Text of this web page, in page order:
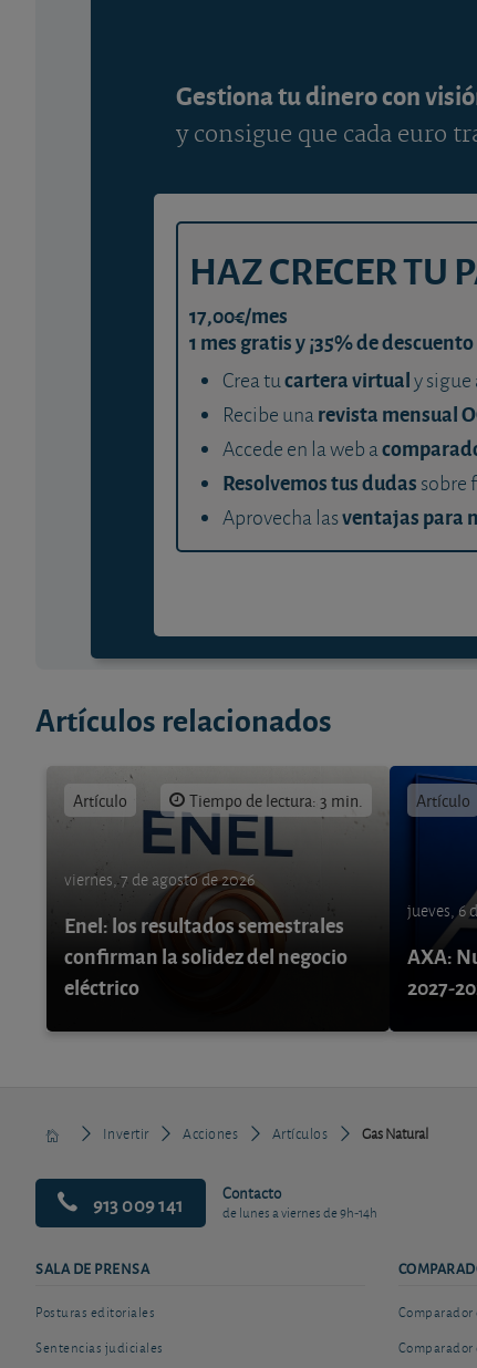
Gestiona tu dinero con
y consigue que cada euro
HAZ CRECER TU
17,00€/mes
1 mes gratis y ¡35% de
Crea tucartera virtualy
Recibe unarevista mensual
Accede en la web a
Resolvemos tus dudas sobre
Aprovecha lasventajas para
Artículos relacionados
Artículo Tiempo de lectura: 3 min.
viernes, 7 de agosto de 2026
Enel: los resultados semestrales
confirman la solidez del negocio
eléctrico
Artículo
jueves, 6
AXA:
2027-
Invertir Acciones Artículos Gas Natural
913 009 141 Contacto
de lunes a viernes de 9h-14h
SALA DE PRENSA
Posturas editoriales
Sentencias judiciales
Comparador
Comparador